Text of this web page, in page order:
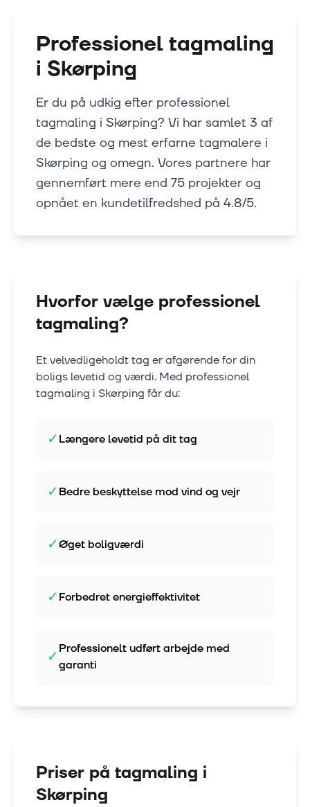
Professionel tagmaling
i Skørping
Er du på udkig efter professionel
tagmaling i Skørping? Vi har samlet 3 af
de bedste og mest erfarne tagmalere i
Skørping og omegn. Vores partnere har
gennemført mere end 75 projekter og
opnået en kundetilfredshed på 4.8/5.
Hvorfor vælge professionel
tagmaling?
Et velvedligeholdt tag er afgørende for din
boligs levetid og værdi. Med professionel
tagmaling i Skørping får du:
✓Længere levetid på dit tag
✓Bedre beskyttelse mod vind og vejr
✓Øget boligværdi
✓Forbedret energieffektivitet
✓Professionelt udført arbejde med
garanti
Priser på tagmaling i
Skørping